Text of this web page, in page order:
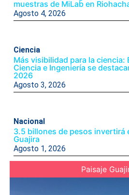
muestras de MiLab en
Agosto 4, 2026
Ciencia
Más visibilidad para la ciencia:
Ciencia e Ingeniería se
2026
Agosto 3, 2026
Nacional
3.5 billones de pesos invertirá
Guajira
Agosto 1, 2026
Paisaje